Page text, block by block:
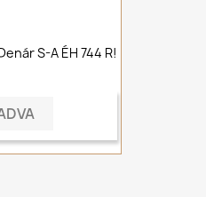
S-A ÉH 744 R!